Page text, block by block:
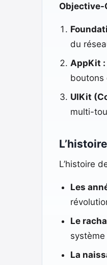
Objective-
du
AppKit :
boutons
UIKit
multi-
L’histoire
Les
Le
système
La